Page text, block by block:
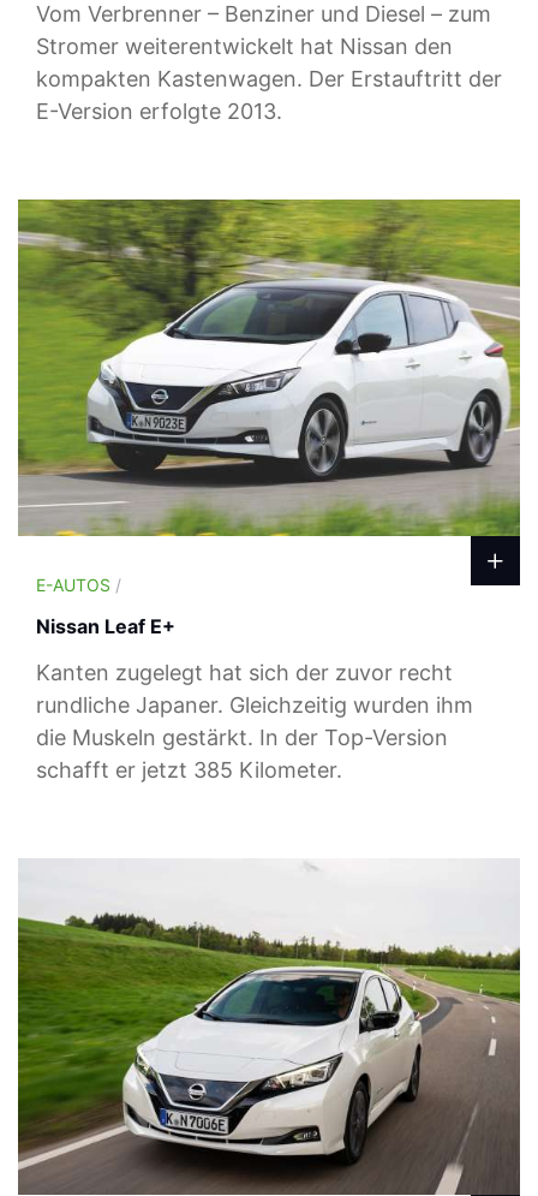
Vom Verbrenner – Benziner und Diesel – zum
Stromer weiterentwickelt hat Nissan den
kompakten Kastenwagen. Der Erstauftritt der
E-Version erfolgte 2013.
E-AUTOS /
Nissan Leaf E+
Kanten zugelegt hat sich der zuvor recht
rundliche Japaner. Gleichzeitig wurden ihm
die Muskeln gestärkt. In der Top-Version
schafft er jetzt 385 Kilometer.